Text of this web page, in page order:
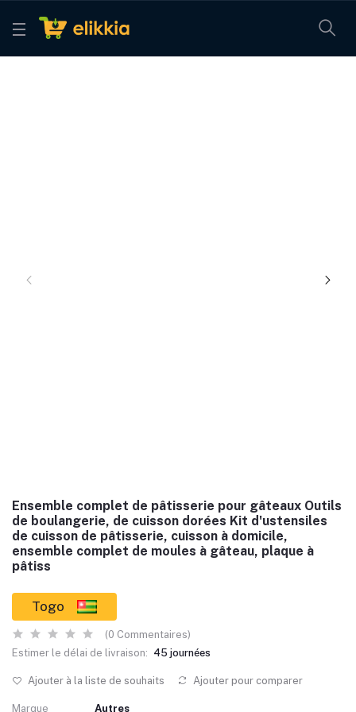
Ensemble complet de pâtisserie pour gâteaux Outils
de boulangerie, de cuisson dorées Kit d'ustensiles
de cuisson de pâtisserie, cuisson à domicile,
ensemble complet de moules à gâteau, plaque à
pâtiss
Togo
(0 Commentaires)
Estimer le délai de livraison: 45 journées
Ajouter à la liste de souhaits Ajouter pour comparer
Marque Autres